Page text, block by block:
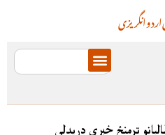
انگریزیاردو
ترمنځ خبرې دریدلې